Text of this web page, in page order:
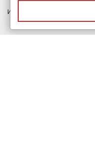
Индийская плитка